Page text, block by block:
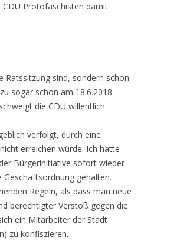
CDU Protofaschisten damit
Ratssitzung sind, sondern schon
sogar schon am 18.6.2018
die CDU willentlich.
verfolgt, durch eine
erreichen würde. Ich hatte
Bürgerinitiative sofort wieder
gehalten.
Regeln, als dass man neue
berechtigter Verstoß gegen die
ein Mitarbeiter der Stadt
zu konfiszieren.